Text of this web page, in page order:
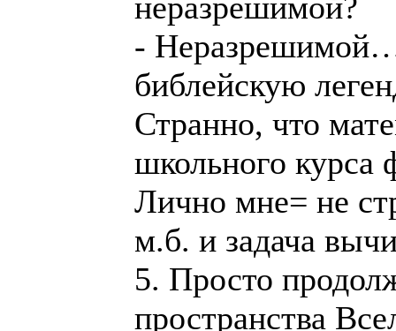
-
библейскую
Странно, что
школьного курса
Лично мне= не
м.б. и задача
5. Просто
пространства